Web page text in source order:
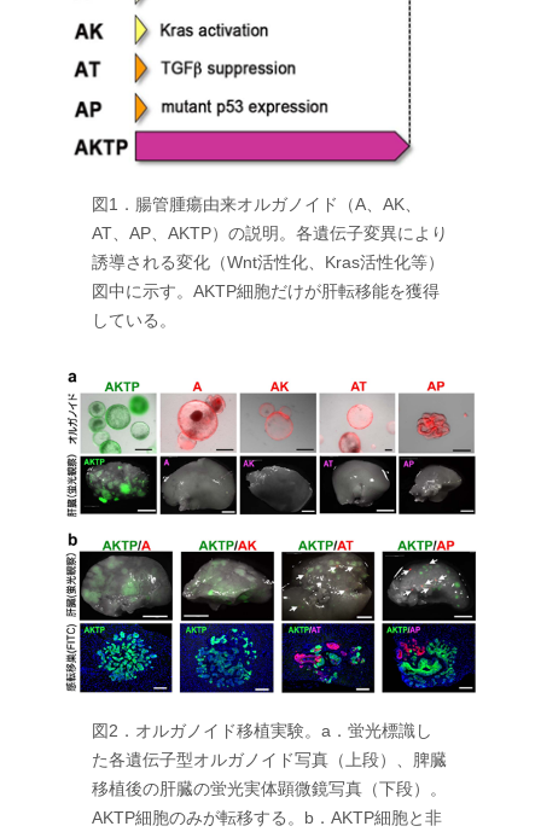
図1．腸管腫瘍由来オルガノイド（A、AK、
AT、AP、AKTP）の説明。各遺伝子変異により
誘導される変化（Wnt活性化、Kras活性化等）
図中に示す。AKTP細胞だけが肝転移能を獲得
している。
図2．オルガノイド移植実験。a．蛍光標識し
た各遺伝子型オルガノイド写真（上段）、脾臓
移植後の肝臓の蛍光実体顕微鏡写真（下段）。
AKTP細胞のみが転移する。b．AKTP細胞と非